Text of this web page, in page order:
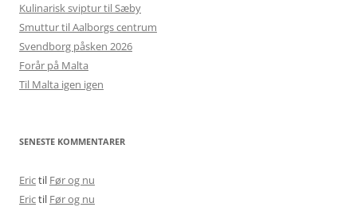
Kulinarisk sviptur til Sæby
Smuttur til Aalborgs centrum
Svendborg påsken 2026
Forår på Malta
Til Malta igen igen
SENESTE KOMMENTARER
Erictil Før og nu
Erictil Før og nu